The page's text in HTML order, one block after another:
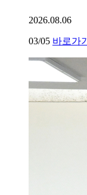
2026.08.06
03/05 바로가기